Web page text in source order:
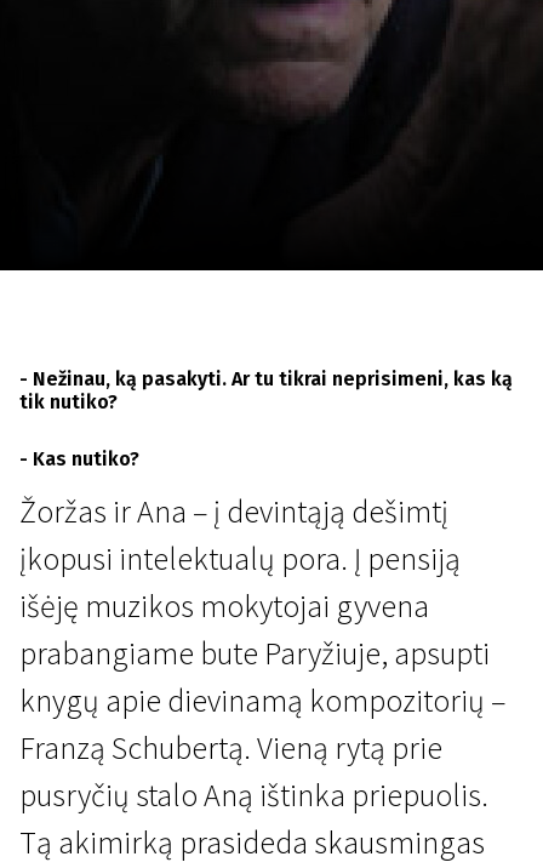
Kertant Europą
- Nežinau, ką pasakyti. Ar tu tikrai neprisimeni, kas ką
tik nutiko?
- Kas nutiko?
Žoržas ir Ana – į devintąją dešimtį
įkopusi intelektualų pora. Į pensiją
išėję muzikos mokytojai gyvena
prabangiame bute Paryžiuje, apsupti
knygų apie dievinamą kompozitorių –
Franzą Schubertą. Vieną rytą prie
pusryčių stalo Aną ištinka priepuolis.
Tą akimirką prasideda skausmingas